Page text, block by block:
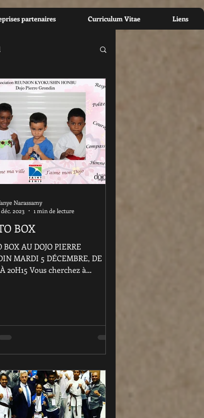
partenaires Curriculum Vitae Liens
BOX
BOX AU DOJO PIERRE
MARDI 5 DÉCEMBRE, DE
20H15 Vous cherchez à
Narassamy
2023
1 min de lecture